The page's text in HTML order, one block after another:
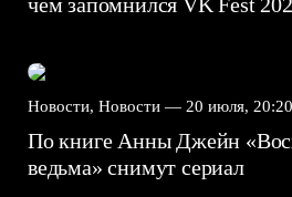
Новости, Новости — 20 июля, 20:20
По книге Анны Джейн
ведьма» снимут сериал